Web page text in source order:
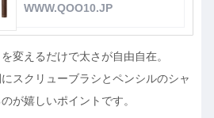
WWW.QOO10.JP
変えるだけで太さが自由自在。
スクリューブラシとペンシルのシャ
が嬉しいポイントです。